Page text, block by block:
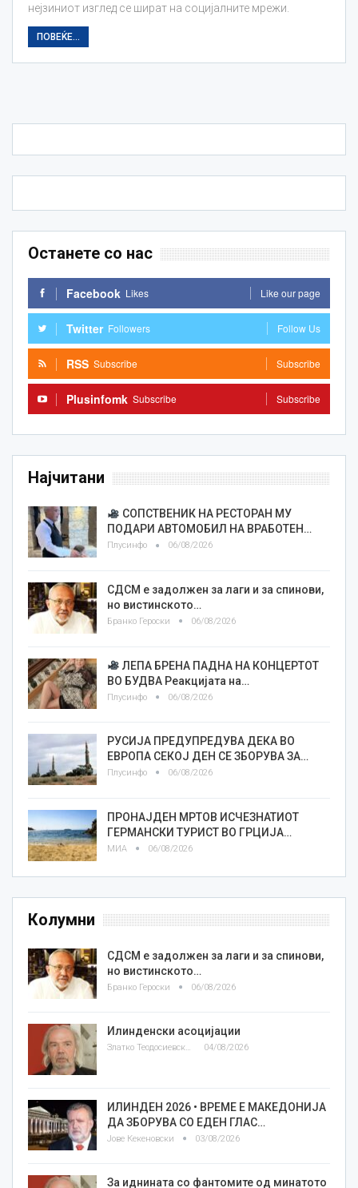
нејзиниот изглед се шират на социјалните мрежи.
ПОВЕЌЕ...
Останете со нас
Facebook Likes Like our page
Twitter Followers Follow Us
RSS Subscribe Subscribe
Plusinfomk Subscribe Subscribe
Најчитани
СОПСТВЕНИК НА РЕСТОРАН МУ
ПОДАРИ АВТОМОБИЛ НА ВРАБОТЕН…
Плусинфо 06/08/2026
СДСМ е задолжен за лаги и за спинови,
но вистинското…
Бранко Героски 06/08/2026
ЛЕПА БРЕНА ПАДНА НА КОНЦЕРТОТ
ВО БУДВА Реакцијата на…
Плусинфо 06/08/2026
РУСИЈА ПРЕДУПРЕДУВА ДЕКА ВО
ЕВРОПА СЕКОЈ ДЕН СЕ ЗБОРУВА ЗА…
Плусинфо 06/08/2026
ПРОНАЈДЕН МРТОВ ИСЧЕЗНАТИОТ
ГЕРМАНСКИ ТУРИСТ ВО ГРЦИЈА…
МИА 06/08/2026
Колумни
СДСМ е задолжен за лаги и за спинови,
но вистинското…
Бранко Героски 06/08/2026
Илинденски асоцијации
Златко Теодосиевски 04/08/2026
ИЛИНДЕН 2026 • ВРЕМЕ Е МАКЕДОНИЈА
ДА ЗБОРУВА СО ЕДЕН ГЛАС…
Јове Кекеновски 03/08/2026
За иднината со фантомите од минатото